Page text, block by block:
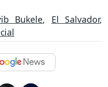
Bukele, El Salvador,